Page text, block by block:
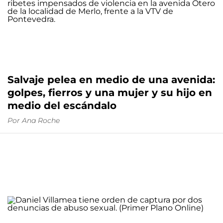
Salvaje pelea en medio de una avenida:
golpes, fierros y una mujer y su hijo en
medio del escándalo
Por Ana Roche